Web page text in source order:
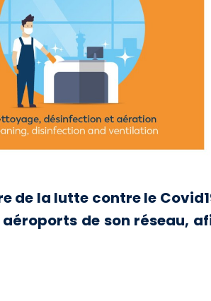
de la lutte contre le
de son réseau,